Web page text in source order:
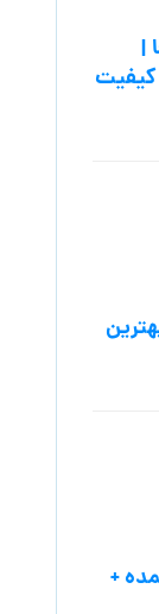
|
کیفیت
+